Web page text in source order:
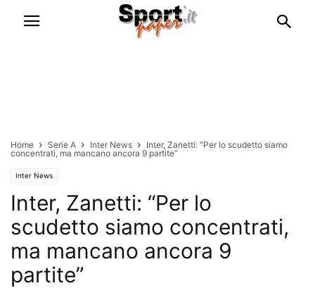
Home Serie A Inter News
Inter, Zanetti: “Per lo scudetto siamo
concentrati, ma mancano ancora 9 partite”
Inter News
Inter, Zanetti: “Per lo
scudetto siamo concentrati,
ma mancano ancora 9
partite”